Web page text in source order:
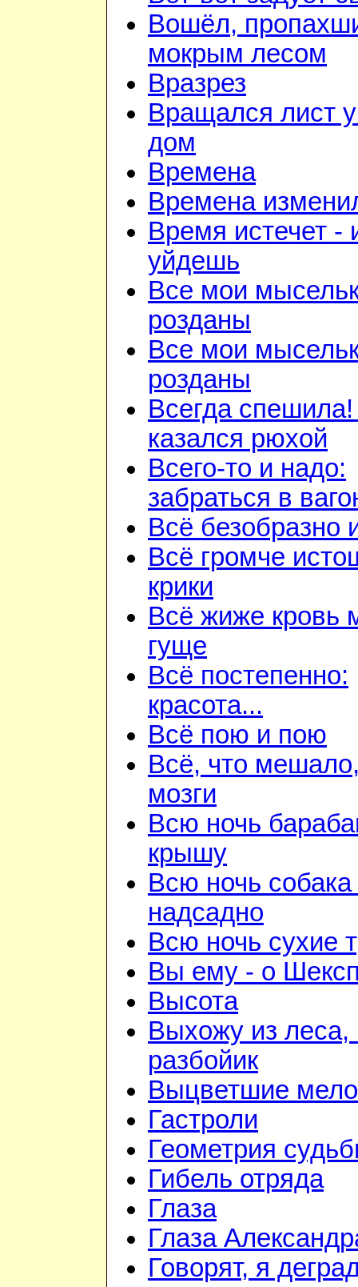
Вошёл,
мокрым лесом
Вразрез
Вращался лист
дом
Времена
Времена
Время истечет -
уйдешь
Все мои
розданы
Все мои
розданы
Всегда
казался рюхой
Всего-то и надо:
забраться в
Всё безобразно
Всё громче
крики
Всё жиже кровь
гуще
Всё постепенно:
красота...
Всё пою и пою
Всё, что
мозги
Всю ночь
крышу
Всю ночь
надсадно
Всю ночь сухие
Вы ему - о
Высота
Выхожу из леса,
разбойик
Выцветшие
Гастроли
Геометрия
Гибель отряда
Глаза
Глаза
Говорят, я